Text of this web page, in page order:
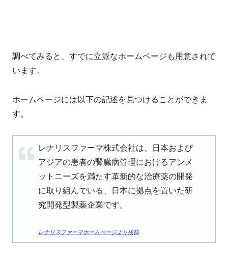
調べてみると、すでに立派なホームページも用意されて
います。
ホームページには以下の記述を見つけることができま
す。
レナリスファーマ株式会社は、日本および
アジアの患者の腎臓病管理におけるアンメ
ットニーズを満たす革新的な治療薬の開発
に取り組んでいる、日本に拠点を置いた研
究開発型製薬企業です。
レナリスファーマホームページより抜粋